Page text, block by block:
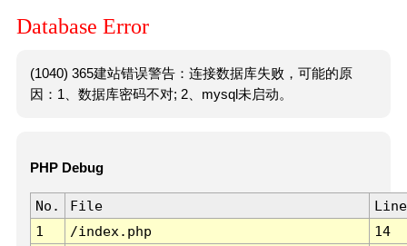
Database Error
(1040) 365建站错误警告：连接数据库失败，可能的原
因：1、数据库密码不对; 2、mysql未启动。
PHP Debug
No. File
Line
1
/index.php 14